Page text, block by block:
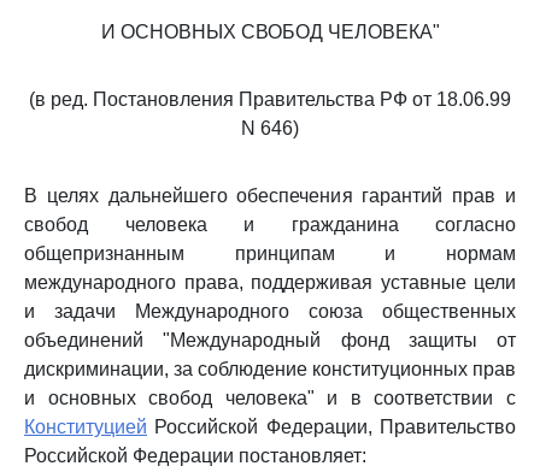
И ОСНОВНЫХ СВОБОД ЧЕЛОВЕКА"
(в ред. Постановления Правительства РФ от 18.06.99
N 646)
В целях дальнейшего обеспечения гарантий прав и
свобод человека и гражданина согласно
общепризнанным принципам и нормам
международного права, поддерживая уставные цели
и задачи Международного союза общественных
объединений "Международный фонд защиты от
дискриминации, за соблюдение конституционных прав
и основных свобод человека" и в соответствии с
Конституцией Российской Федерации, Правительство
Российской Федерации постановляет: